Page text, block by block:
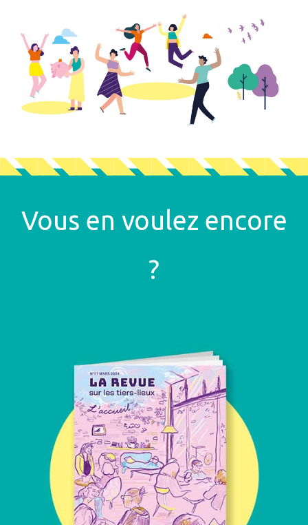
Vous en voulez encore
?